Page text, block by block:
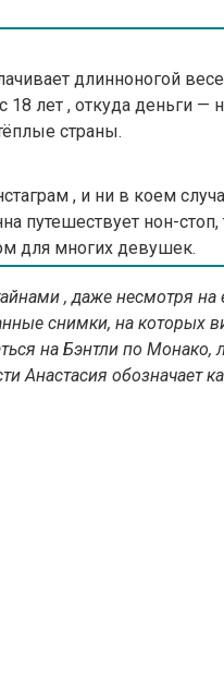
длинноногой
лет , откуда деньги —
страны.
, и ни в коем
нон-стоп,
для многих девушек.
, даже несмотря
снимки, на которых
на Бэнтли по
Анастасия обозначает